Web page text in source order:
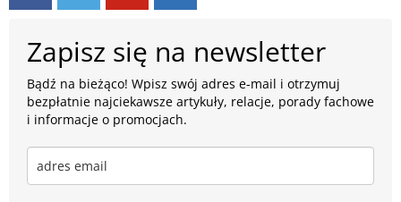
Zapisz się na newsletter
Bądź na bieżąco! Wpisz swój adres e-mail i otrzymuj
bezpłatnie najciekawsze artykuły, relacje, porady fachowe
i informacje o promocjach.